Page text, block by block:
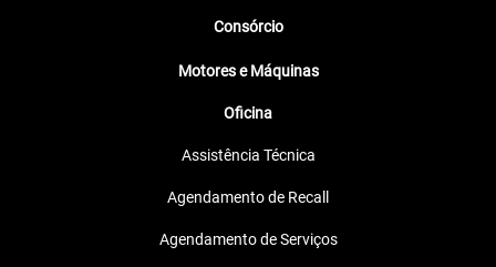
Consórcio
Motores e Máquinas
Oficina
Assistência Técnica
Agendamento de Recall
Agendamento de Serviços